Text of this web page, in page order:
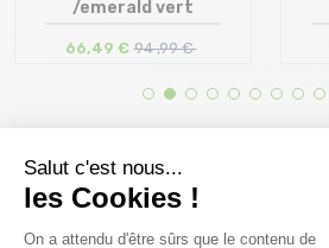
Taille en stock
/emerald vert
66,49 € 94 ,99 €
Livraison offerte dès
69.00 €